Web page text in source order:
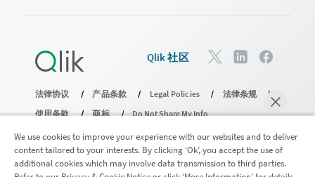
Qlik 社区
法律协议 产品条款 Legal Policies
法律条规
使用条款
商标
Do Not Share My Info
版权所有 © 1993-2026 QlikTech International AB。保留所有权利。
We use cookies to improve your experience with our websites and to deliver
content tailored to your interests. By clicking ‘Ok’, you accept the use of
additional cookies which may involve data transmission to third parties.